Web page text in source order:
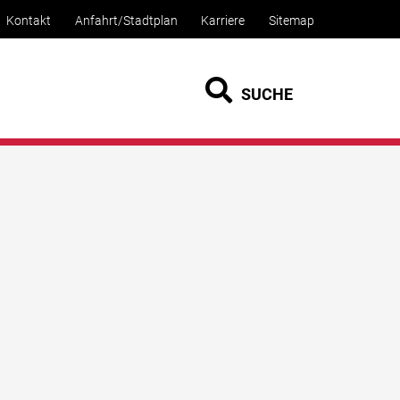
Kontakt Anfahrt/Stadtplan Karriere Sitemap
SUCHE